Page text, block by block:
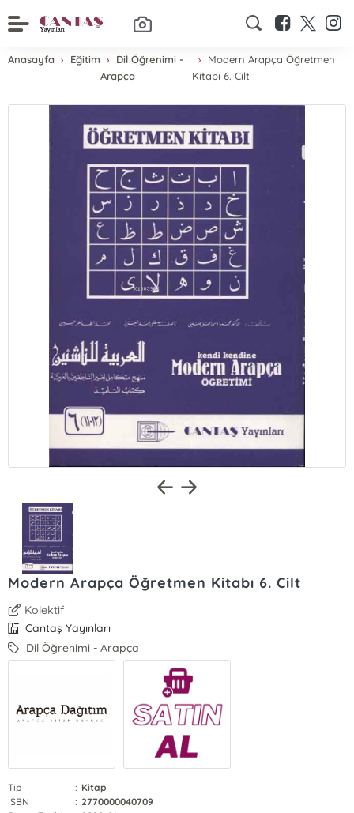
Anasayfa Eğitim
Dil Öğrenimi -
Arapça
Modern Arapça Öğretmen
Kitabı 6. Cilt
Modern Arapça Öğretmen Kitabı 6. Cilt
Kolektif
Cantaş Yayınları
Dil Öğrenimi - Arapça
Tip : Kitap
ISBN
: 2770000040709